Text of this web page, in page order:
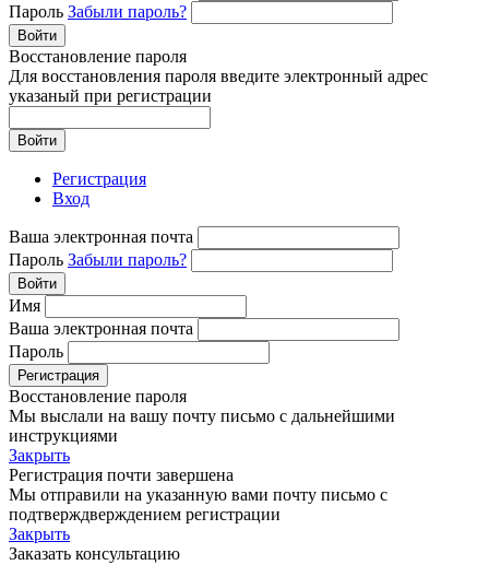
Пароль Забыли пароль?
Войти
Восстановление пароля
Для восстановления пароля введите электронный адрес
указаный при регистрации
Войти
Регистрация
Вход
Ваша электронная почта
Пароль Забыли пароль?
Войти
Имя
Ваша электронная почта
Пароль
Регистрация
Восстановление пароля
Мы выслали на вашу почту письмо с дальнейшими
инструкциями
Закрыть
Регистрация почти завершена
Мы отправили на указанную вами почту письмо с
подтверждверждением регистрации
Закрыть
Заказать консультацию